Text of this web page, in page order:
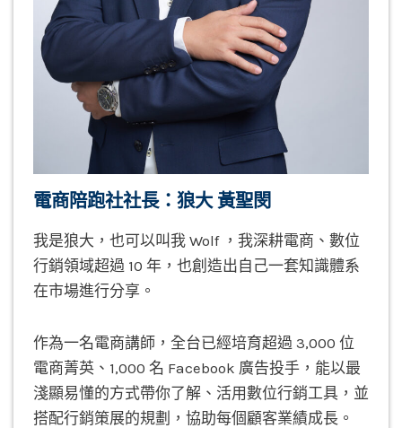
電商陪跑社社長：狼大 黃聖閔
我是狼大，也可以叫我 Wolf ，我深耕電商、數位
行銷領域超過 10 年，也創造出自己一套知識體系
在市場進行分享。
作為一名電商講師，全台已經培育超過 3,000 位
電商菁英、1,000 名 Facebook 廣告投手，能以最
淺顯易懂的方式帶你了解、活用數位行銷工具，並
搭配行銷策展的規劃，協助每個顧客業績成長。